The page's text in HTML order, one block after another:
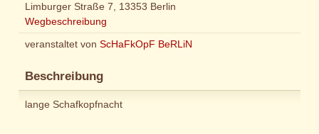
Limburger Straße 7, 13353 Berlin
Wegbeschreibung
veranstaltet von ScHaFkOpF BeRLiN
Beschreibung
lange Schafkopfnacht